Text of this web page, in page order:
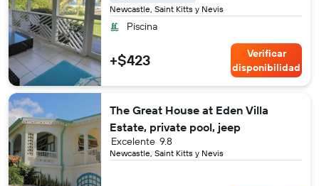
Newcastle, Saint Kitts y Nevis
Piscina
+$423
Verificar
disponibilidad
The Great House at Eden Villa
Estate, private pool, jeep
Newcastle, Saint Kitts y Nevis
9.8
Excelente